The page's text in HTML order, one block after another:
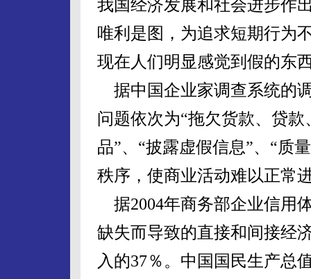
我国经济发展和社会进步作
唯利是图，为追求短期行为
现在人们明显感觉到假的东
据中国企业家调查系统的
问题依次为“拖欠货款、贷
品”、“披露虚假信息”、“质
秩序，使商业活动难以正常
据2004年商务部企业信用
缺失而导致的直接和间接经
入的37％。中国国民生产总